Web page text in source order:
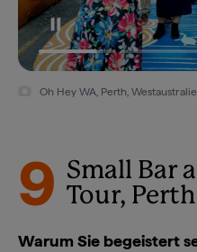
Oh Hey WA, Perth,
9 Small Bar
Tour, Perth
Warum Sie begeistert